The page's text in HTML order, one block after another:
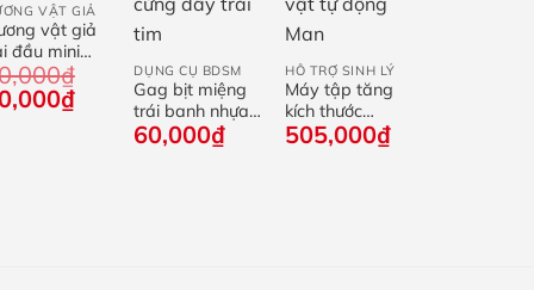
VẬT GIẢ
vật giả
đầu mini
U
₫
₫Giá
hiện
DỤNG CỤ BDSM
Gag bịt miệng
trái banh nhựa
cứng dây trái
60,000₫
HỖ TRỢ SINH LÝ
Máy tập tăng
kích thước
dương vật tự
động Man
505,000₫